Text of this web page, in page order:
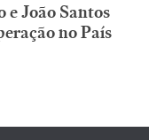
e João Santos
no País